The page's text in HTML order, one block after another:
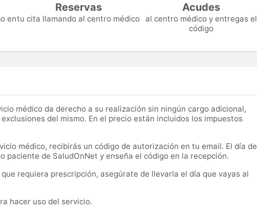
en
Reservas
tu cita llamando al centro médico
Acudes
al centro médico y entregas el
código
médico da derecho a su realización sin ningún cargo adicional,
del mismo. En el precio están incluidos los impuestos
médico, recibirás un código de autorización en tu email. El día de
paciente de SaludOnNet y enseña el código en la recepción.
requiera prescripción, asegúrate de llevarla el día que vayas al
hacer uso del servicio.